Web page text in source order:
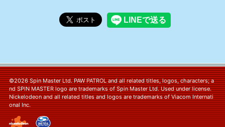
©2026 Spin Master Ltd. PAW PATROL and all related titles, logos, characters; a
nd SPIN MASTER logo are trademarks of Spin Master Ltd. Used under license.
Nickelodeon and all related titles and logos are trademarks of Viacom Internati
onal Inc.